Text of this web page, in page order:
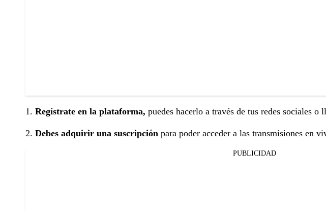
1. Regístrate en la plataforma, puedes hacerlo a través de tus redes sociales
2. Debes adquirir una suscripción para poder acceder a las transmisiones en
PUBLICIDAD